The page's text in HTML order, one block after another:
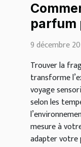
parfum
chaque
9 décembre
Trouver la
transforme
voyage
selon les
mesure à
adapter votre